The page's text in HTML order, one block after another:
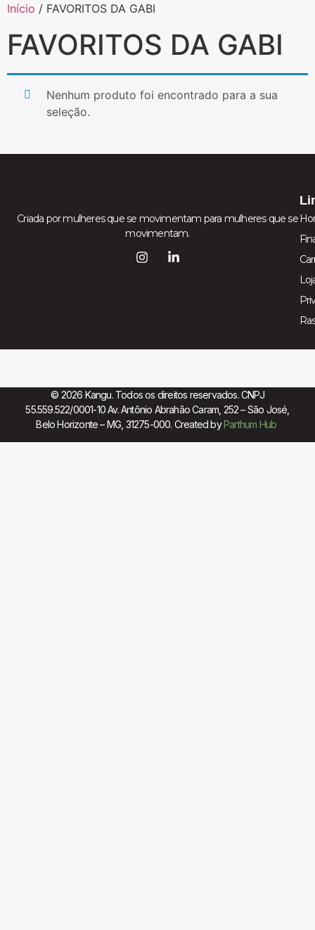
Início / FAVORITOS DA GABI
FAVORITOS DA GABI
Nenhum produto foi encontrado para a sua
seleção.
Criada por mulheres que se movimentam para mulheres que se
movimentam.
© 2026 Kangu. Todos os direitos reservados. CNPJ
55.559.522/0001-10 Av. Antônio Abrahão Caram, 252 – São José,
Belo Horizonte – MG, 31275-000. Created byParthum Hub